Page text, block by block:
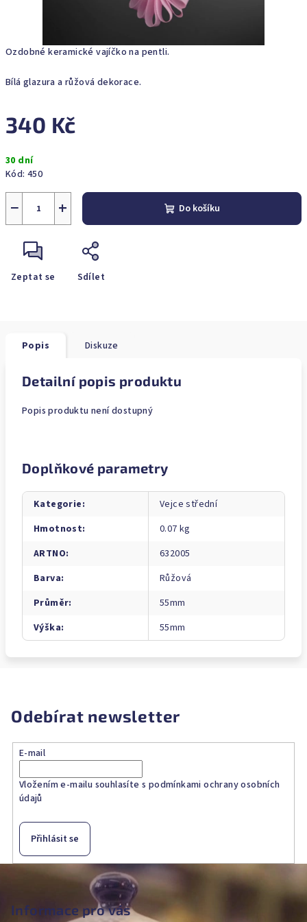
Ozdobné keramické vajíčko na pentli.
Bílá glazura a růžová dekorace.
340 Kč
cena:
30 dní
Kód: 450
+
− Do košíku
Zeptat se Sdílet
Popis Diskuze
Detailní popis produktu
Popis produktu není dostupný
Doplňkové parametry
Kategorie:
Vejce střední
Hmotnost:
0.07 kg
ARTNO:
632005
Barva:
Růžová
Průměr:
55mm
Výška: 55mm
Odebírat newsletter
E-mail
Vložením e-mailu souhlasíte s podmínkami ochrany osobních
údajů
Přihlásit se
Z
Informace pro vás